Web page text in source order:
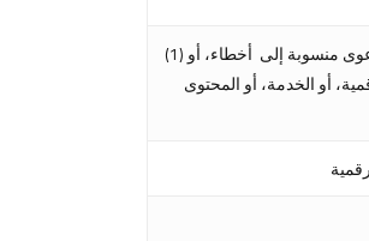
(1) استخدام أو عدم القدرة على استخدام المنصة الرقمية، أو الخدمة، أو المحتوى، أو (2) أي معاملة منجزة بواسطة المنصة الرقمية أو تم تسهيلها من خلالها، أو (3) أي دعوى منسوبة إلى أخطاء، أو
أو بياناتك، أو (5) أي أمر آخر ذو صلة بالمنصة الرقمية، أو الخدمة، أو المحتوى